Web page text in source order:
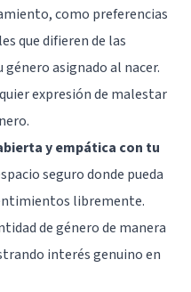
como preferencias
que difieren de las
asignado al nacer.
expresión de malestar
y empática con tu
seguro donde pueda
libremente.
de género de manera
interés genuino en